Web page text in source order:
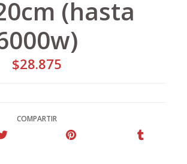
(hasta
$28.875
COMPARTIR